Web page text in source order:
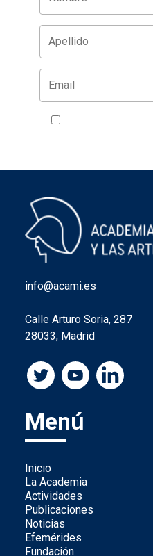
info@acami.es
Calle Arturo Soria, 287
28033, Madrid
Menú
Inicio
La Academia
Actividades
Publicaciones
Noticias
Efemérides
Fundación